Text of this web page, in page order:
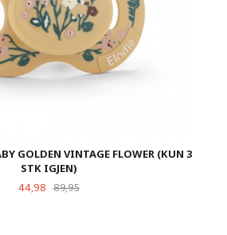
GOLDEN VINTAGE FLOWER (KUN 3
STK IGJEN)
Tilbud
44,98 89,95Rabatt